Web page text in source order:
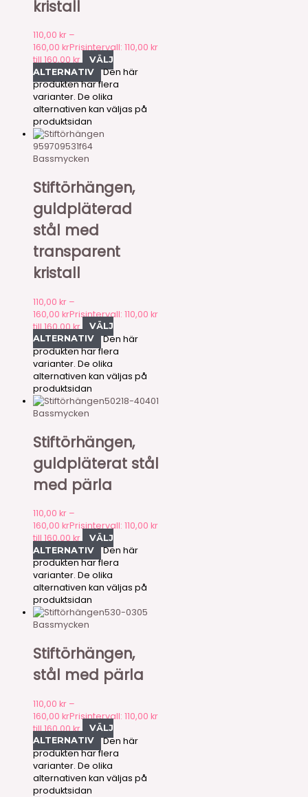
kristall
110,00 kr –
160,00 krPrisintervall: 110,00 kr
till 160,00 kr
VÄLJ
ALTERNATIV
Den här
produkten har flera
varianter. De olika
alternativen kan väljas på
produktsidan
959709531f64
Bassmycken
Stiftörhängen,
guldpläterad
stål med
transparent
kristall
110,00 kr –
160,00 krPrisintervall: 110,00 kr
till 160,00 kr
VÄLJ
ALTERNATIV
Den här
produkten har flera
varianter. De olika
alternativen kan väljas på
produktsidan
50218-40401
Bassmycken
Stiftörhängen,
guldpläterat stål
med pärla
110,00 kr –
160,00 krPrisintervall: 110,00 kr
till 160,00 kr
VÄLJ
ALTERNATIV
Den här
produkten har flera
varianter. De olika
alternativen kan väljas på
produktsidan
530-0305
Bassmycken
Stiftörhängen,
stål med pärla
110,00 kr –
160,00 krPrisintervall: 110,00 kr
till 160,00 kr
VÄLJ
ALTERNATIV
Den här
produkten har flera
varianter. De olika
alternativen kan väljas på
produktsidan